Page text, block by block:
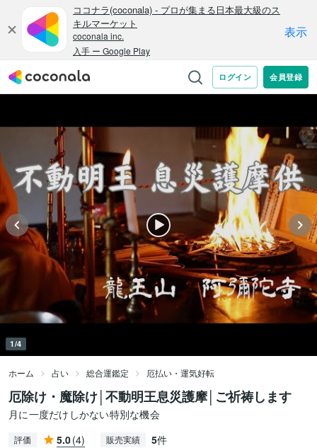
1/4
ホーム 占い 総合運鑑定 厄払い・運気好転
厄除け・魔除け│不動明王息災護摩│ご祈祷します
月に一度だけしかない特別な機会
評価 5.0(4) 販売実績 5件